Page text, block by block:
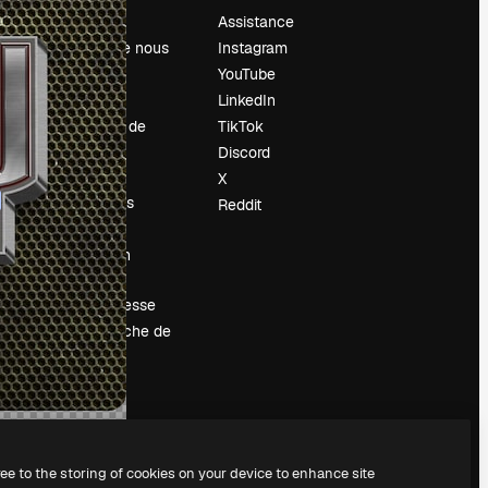
Prix
À propos de nous
Avis
Carrières
Tendances de
recherche
Blog
Événements
Slidesgo
Vendre mon
contenu
Salle de presse
À la recherche de
magnific.ai
Assistance
Instagram
YouTube
LinkedIn
TikTok
Discord
X
Reddit
to the storing of cookies on your device to enhance site